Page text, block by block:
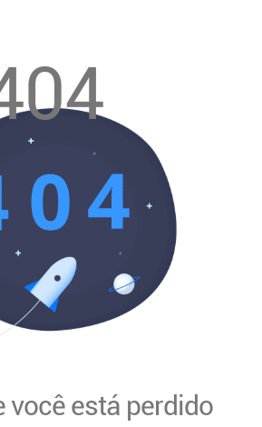
você está perdido